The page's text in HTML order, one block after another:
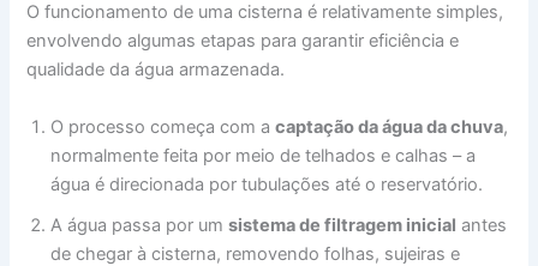
O funcionamento de uma cisterna é relativamente simples,
envolvendo algumas etapas para garantir eficiência e
qualidade da água armazenada.
O processo começa com acaptação da água da chuva,
normalmente feita por meio de telhados e calhas – a
água é direcionada por tubulações até o reservatório.
A água passa por umsistema de filtragem inicial antes
de chegar à cisterna, removendo folhas, sujeiras e